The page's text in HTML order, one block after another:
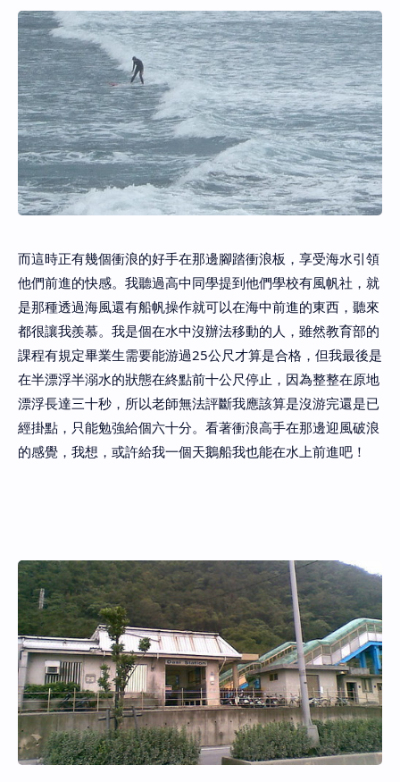
而這時正有幾個衝浪的好手在那邊腳踏衝浪板，享受海水引領
他們前進的快感。我聽過高中同學提到他們學校有風帆社，就
是那種透過海風還有船帆操作就可以在海中前進的東西，聽來
都很讓我羨慕。我是個在水中沒辦法移動的人，雖然教育部的
課程有規定畢業生需要能游過25公尺才算是合格，但我最後是
在半漂浮半溺水的狀態在終點前十公尺停止，因為整整在原地
漂浮長達三十秒，所以老師無法評斷我應該算是沒游完還是已
經掛點，只能勉強給個六十分。看著衝浪高手在那邊迎風破浪
的感覺，我想，或許給我一個天鵝船我也能在水上前進吧！